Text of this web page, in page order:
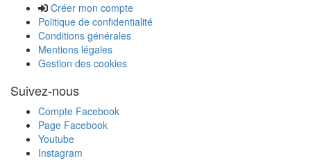
Créer mon compte
Politique de confidentialité
Conditions générales
Mentions légales
Gestion des cookies
Suivez-nous
Compte Facebook
Page Facebook
Youtube
Instagram